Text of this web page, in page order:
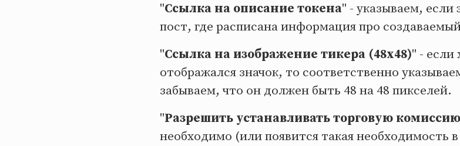
"Ссылка на описание токена" - указываем,
пост, где расписана информация про
"Ссылка на изображение тикера (48x48)" - если
отображался значок, то соответственно
забываем, что он должен быть 48 на 48 пикселей.
"Разрешить устанавливать торговую комиссию
необходимо (или появится такая необходимость